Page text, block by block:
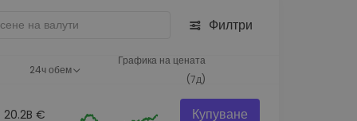
изпълнение
Филтри
24ч обем
Графика на цената
(7д)
20.2B € Купуване